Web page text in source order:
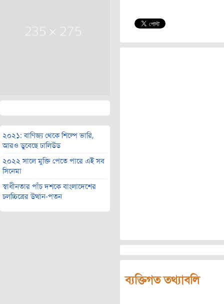
২০২১: বাণিজ্য থেকে শিল্পে ভারি,
আরও ডুবেছে ঢালিউড
২০২২ সালে মুক্তি পেতে পারে এই সব
সিনেমা
স্বাধীনতার পাঁচ দশকে বাংলাদেশের
চলচ্চিত্রের উত্থান-পতন
ব্যক্তিগত তথ্যাবলি